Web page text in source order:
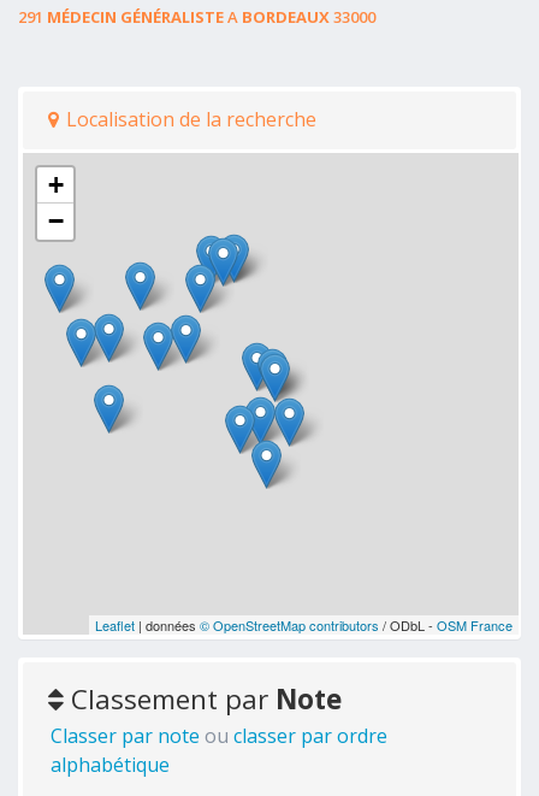
291 MÉDECIN GÉNÉRALISTEA BORDEAUX33000
Localisation de la recherche
+
−
Leaflet| données © OpenStreetMap contributors / ODbL - OSM France
Classement par Note
Classer par note ou classer par ordre
alphabétique